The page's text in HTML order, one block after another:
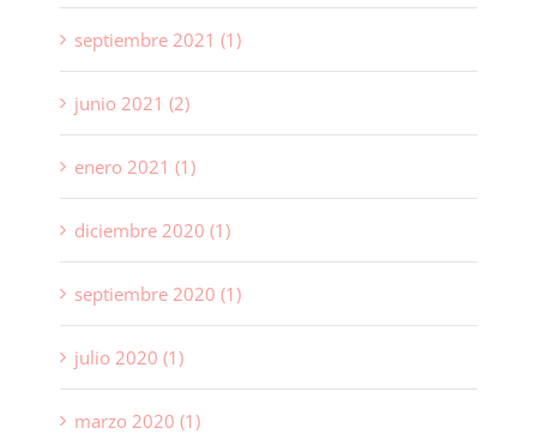
septiembre 2021 (1)
junio 2021 (2)
enero 2021 (1)
diciembre 2020 (1)
septiembre 2020 (1)
julio 2020 (1)
marzo 2020 (1)